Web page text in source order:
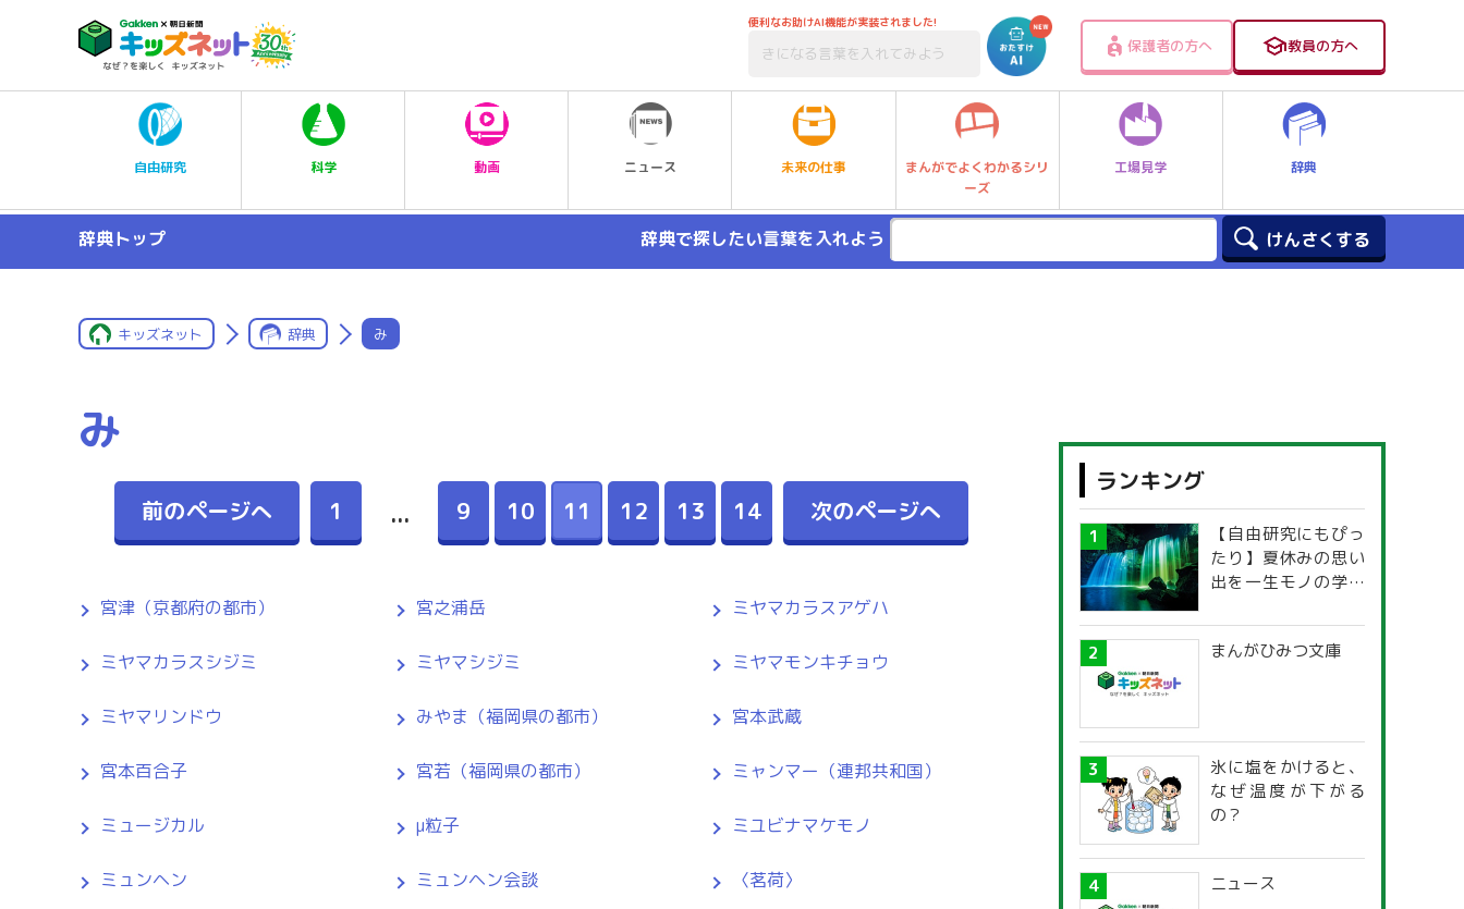
便利なお助けAI機能が実装されました!
保護者の方へ 教員の方へ
自由研究 科学 動画 ニュース 未来の仕事
まんがでよくわかるシリ
ーズ
工場見学 辞典
辞典トップ 辞典で探したい言葉を入れよう
キッズネット 辞典 み
み
前のページへ 1 ... 9 10 11 12 13 14 次のページへ
宮津（京都府の都市） 宮之浦岳 ミヤマカラスアゲハ
ミヤマカラスシジミ ミヤマシジミ ミヤマモンキチョウ
ミヤマリンドウ みやま（福岡県の都市） 宮本武蔵
宮本百合子 宮若（福岡県の都市） ミャンマー（連邦共和国）
ミュージカル μ粒子 ミユビナマケモノ
ミュンヘン ミュンヘン会談 〈茗荷〉
ランキング
【自由研究にもぴっ
たり】夏休みの思い
出を一生モノの学び
探究ガイド
まんがひみつ文庫
氷に塩をかけると、
なぜ温度が下がる
の？
ニュース